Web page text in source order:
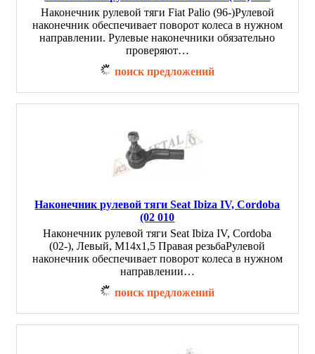
Наконечник рулевой тяги Fiat Palio (96-)Рулевой
наконечник обеспечивает поворот колеса в нужном
направлении. Рулевые наконечники обязательно
проверяют…
поиск предложений
Наконечник рулевой тяги Seat Ibiza IV, Cordoba
(02 010
Наконечник рулевой тяги Seat Ibiza IV, Cordoba
(02-), Левый, M14x1,5 Правая резьбаРулевой
наконечник обеспечивает поворот колеса в нужном
направлении…
поиск предложений